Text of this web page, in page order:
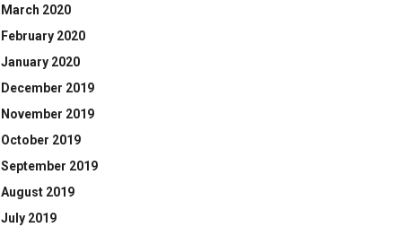
March 2020
February 2020
January 2020
December 2019
November 2019
October 2019
September 2019
August 2019
July 2019